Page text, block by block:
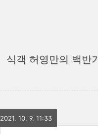
식객 허영만의 백반
2021. 10. 9. 11:33